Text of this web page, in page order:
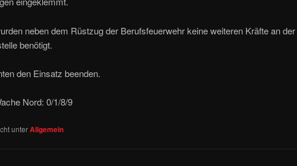
neben dem Rüstzug der Berufsfeuerwehr keine weiteren Kräfte an der
benötigt.
den Einsatz beenden.
Nord: 0/1/8/9
unterAllgemein